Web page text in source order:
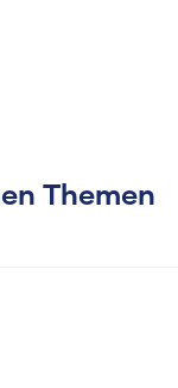
Themen